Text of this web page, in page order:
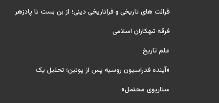
قرائت های تاریخی و فراتاریخی دینی؛ از بن بست تا پادزهر
فرقه تبهکاران اسلامی
علم تاریخ
«آینده فدراسیون روسیه پس از پوتین؛ تحلیل یک
سناریوی محتمل»